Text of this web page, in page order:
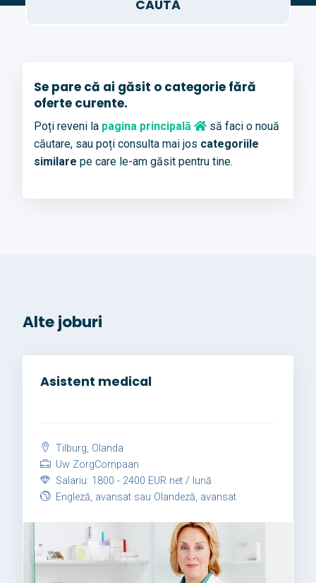
Se pare că ai găsit o categorie fără
oferte curente.
Poți reveni la pagina principală
să faci o nouă
căutare, sau poți consulta mai jos categoriile
similare pe care le-am găsit pentru tine.
Alte joburi
Asistent medical
Tilburg, Olanda
Uw ZorgCompaan
Salariu: 1800 - 2400 EUR net / lună
Engleză, avansat sau Olandeză, avansat